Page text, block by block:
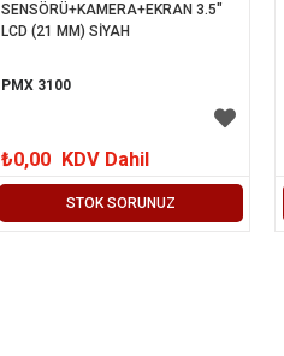
STOK SORUNUZ
SENSÖRÜ+KAMERA+EKRAN 3.5"
LCD (21 MM) SİYAH
PMX 3100
₺0,00 KDV Dahil